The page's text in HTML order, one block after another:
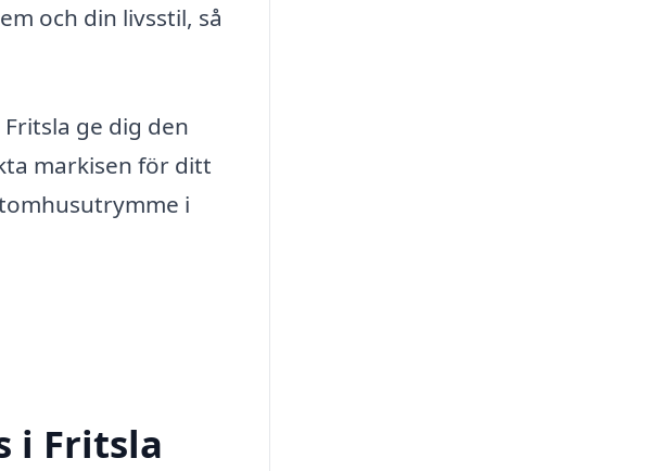
och din livsstil, så
ge dig den
markisen för ditt
i
i Fritsla